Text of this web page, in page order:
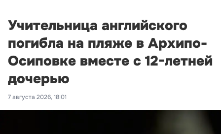
Учительница английского
погибла на пляже в Архипо-
Осиповке вместе с 12-летней
дочерью
7 августа 2026, 18:01